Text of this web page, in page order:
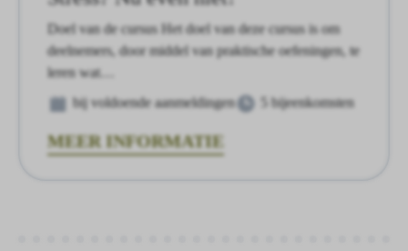
Doel van de cursus Het doel van deze cursus is om
deelnemers, door middel van praktische oefeningen, te
leren wat…
bij voldoende aanmeldingen
5 bijeenkomsten
MEER INFORMATIE